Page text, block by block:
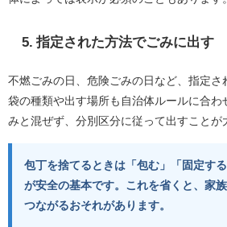
5. 指定された方法でごみに出す
不燃ごみの日、危険ごみの日など、指定さ
袋の種類や出す場所も自治体ルールに合わ
みと混ぜず、分別区分に従って出すことが
包丁を捨てるときは「包む」「固定す
が安全の基本です。これを省くと、家
つながるおそれがあります。